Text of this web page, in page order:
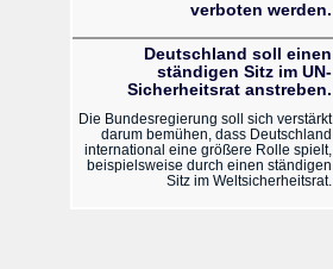
verboten werden.
Deutschland soll einen
ständigen Sitz im UN-
Sicherheitsrat anstreben.
Die Bundesregierung soll sich verstärkt
darum bemühen, dass Deutschland
international eine größere Rolle spielt,
beispielsweise durch einen ständigen
Sitz im Weltsicherheitsrat.